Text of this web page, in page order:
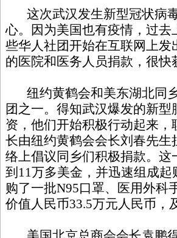
这次武汉发生新型冠状病
心。因为美国也有疫情，过
些华人社团开始在互联网上
的医院和医务人员捐款，很
纽约黄鹤会和美东湖北同
团之一。得知武汉爆发的新
资，他们开始积极行动起来，
长由纽约黄鹤会会长刘春先
络上倡议同乡们积极捐款。
到11万多美金，并迅速组成
购了一批N95口罩、医用外科
价值人民币33.5万元人民币，